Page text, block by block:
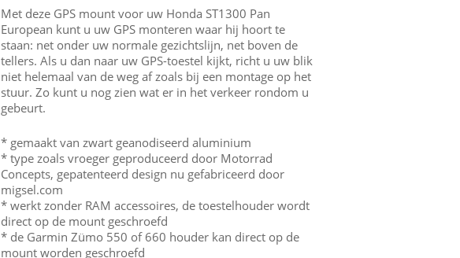
Met deze GPS mount voor uw Honda ST1300 Pan
European kunt u uw GPS monteren waar hij hoort te
staan: net onder uw normale gezichtslijn, net boven de
tellers. Als u dan naar uw GPS-toestel kijkt, richt u uw blik
niet helemaal van de weg af zoals bij een montage op het
stuur. Zo kunt u nog zien wat er in het verkeer rondom u
gebeurt.
* gemaakt van zwart geanodiseerd aluminium
* type zoals vroeger geproduceerd door Motorrad
Concepts, gepatenteerd design nu gefabriceerd door
migsel.com
* werkt zonder RAM accessoires, de toestelhouder wordt
direct op de mount geschroefd
* de Garmin Zümo 550 of 660 houder kan direct op de
mount worden geschroefd